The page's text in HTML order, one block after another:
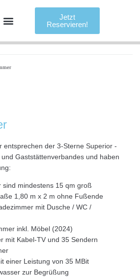
Jetzt
Reservieren!
entsprechen der 3-Sterne Superior -
Gaststättenverbandes und haben
sind mindestens 15 qm groß
1,80 m x 2 m ohne Fußende
mit Dusche / WC /
inkl. Möbel (2024)
mit Kabel-TV und 35 Sendern
einer Leistung von 35 MBit
zur Begrüßung